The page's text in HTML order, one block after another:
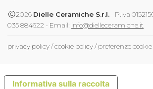
2026 Dielle Ceramiche S.r.l. - P.iva
035 884622 - Email: info@dielleceramiche.it
privacy policy/cookie policy/preferenze cookie
Informativa sulla raccolta